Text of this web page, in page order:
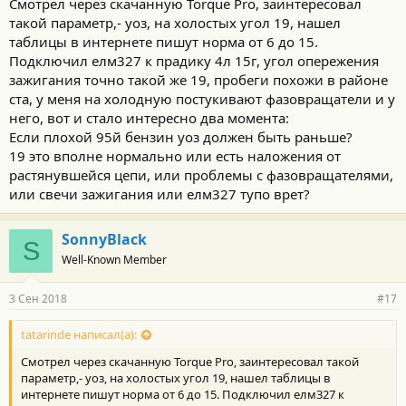
с
т
и
Смотрел через скачанную Torque Pro, заинтересовал
такой параметр,- уоз, на холостых угол 19, нашел
таблицы в интернете пишут норма от 6 до 15.
Подключил елм327 к прадику 4л 15г, угол опережения
зажигания точно такой же 19, пробеги похожи в районе
ста, у меня на холодную постукивают фазовращатели и у
него, вот и стало интересно два момента:
Если плохой 95й бензин уоз должен быть раньше?
19 это вполне нормально или есть наложения от
растянувшейся цепи, или проблемы с фазовращателями,
или свечи зажигания или елм327 тупо врет?
S SonnyBlack
Well-Known Member
3 Сен 2018 #17
tatarinde написал(а):
Смотрел через скачанную Torque Pro, заинтересовал такой
параметр,- уоз, на холостых угол 19, нашел таблицы в
интернете пишут норма от 6 до 15. Подключил елм327 к